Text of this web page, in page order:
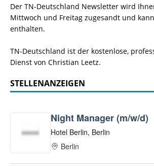
Der TN-Deutschland Newsletter wird
Mittwoch und Freitag zugesandt und
enthalten.
TN-Deutschland ist der kostenlose,
Dienst von Christian Leetz.
STELLENANZEIGEN